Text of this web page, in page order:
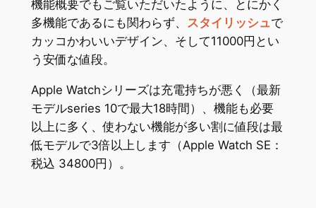
機能概要でもご覧いただいたように、とにかく
多機能であるにも関わらず、 スタイリッシュで
カッコかわいいデザイン、そして11000円とい
う安価な値段。
Apple Watchシリーズは充電持ちが悪く（最新
モデルseries 10で最大18時間）、機能も必要
以上に多く、使わない機能が多い割に値段は最
低モデルで3倍以上します（Apple Watch SE：
税込 34800円）。